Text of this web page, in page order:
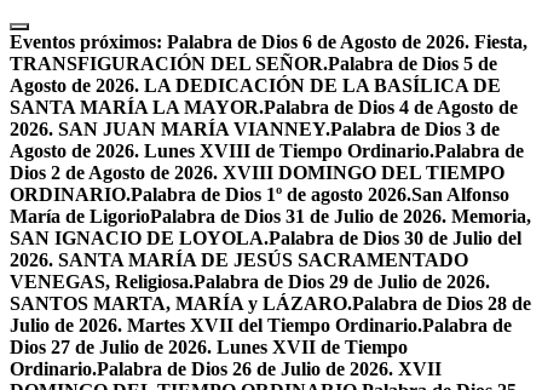
Skip
to
content
Eventos próximos: Palabra de Dios 6 de Agosto de 2026. Fiesta,
TRANSFIGURACIÓN DEL SEÑOR.Palabra de Dios 5 de
Agosto de 2026. LA DEDICACIÓN DE LA BASÍLICA DE
SANTA MARÍA LA MAYOR.Palabra de Dios 4 de Agosto de
2026. SAN JUAN MARÍA VIANNEY.Palabra de Dios 3 de
Agosto de 2026. Lunes XVIII de Tiempo Ordinario.Palabra de
Dios 2 de Agosto de 2026. XVIII DOMINGO DEL TIEMPO
ORDINARIO.Palabra de Dios 1º de agosto 2026.San Alfonso
María de LigorioPalabra de Dios 31 de Julio de 2026. Memoria,
SAN IGNACIO DE LOYOLA.Palabra de Dios 30 de Julio del
2026. SANTA MARÍA DE JESÚS SACRAMENTADO
VENEGAS, Religiosa.Palabra de Dios 29 de Julio de 2026.
SANTOS MARTA, MARÍA y LÁZARO.Palabra de Dios 28 de
Julio de 2026. Martes XVII del Tiempo Ordinario.Palabra de
Dios 27 de Julio de 2026. Lunes XVII de Tiempo
Ordinario.Palabra de Dios 26 de Julio de 2026. XVII